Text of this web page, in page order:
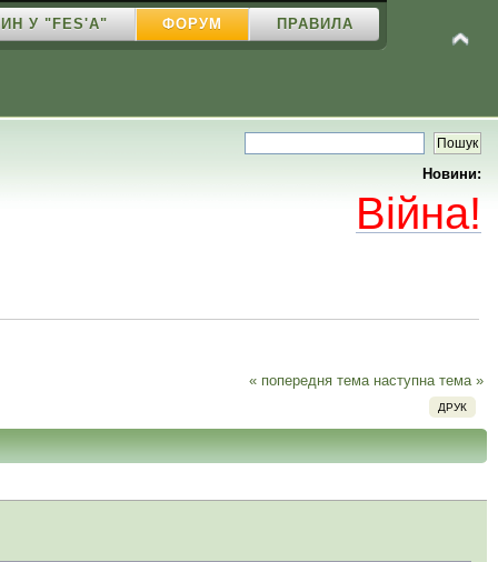
У "FES'A" ФОРУМ ПРАВИЛА
Новини:
Війна!
« попередня тема наступна тема »
ДРУК